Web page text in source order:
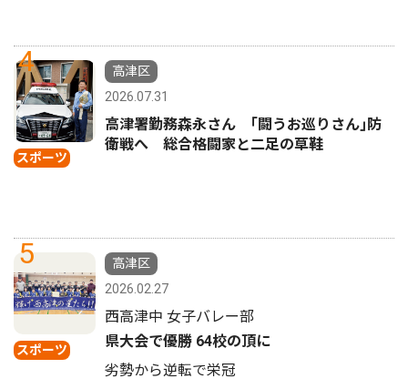
4
スポーツ
高津区
2026.07.31
高津署勤務森永さん ｢闘うお巡りさん｣防
衛戦へ 総合格闘家と二足の草鞋
5
スポーツ
高津区
2026.02.27
西高津中 女子バレー部
県大会で優勝 64校の頂に
劣勢から逆転で栄冠